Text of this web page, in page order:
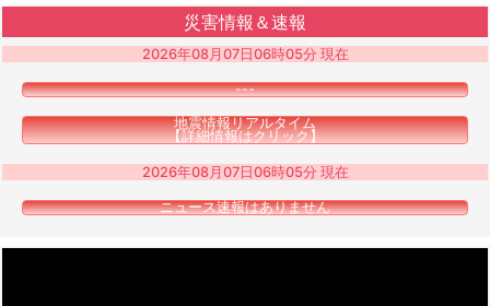
災害情報＆速報
2026年08月07日06時05分 現在
---
地震情報リアルタイム
【詳細情報はクリック】
2026年08月07日06時05分 現在
ニュース速報はありません